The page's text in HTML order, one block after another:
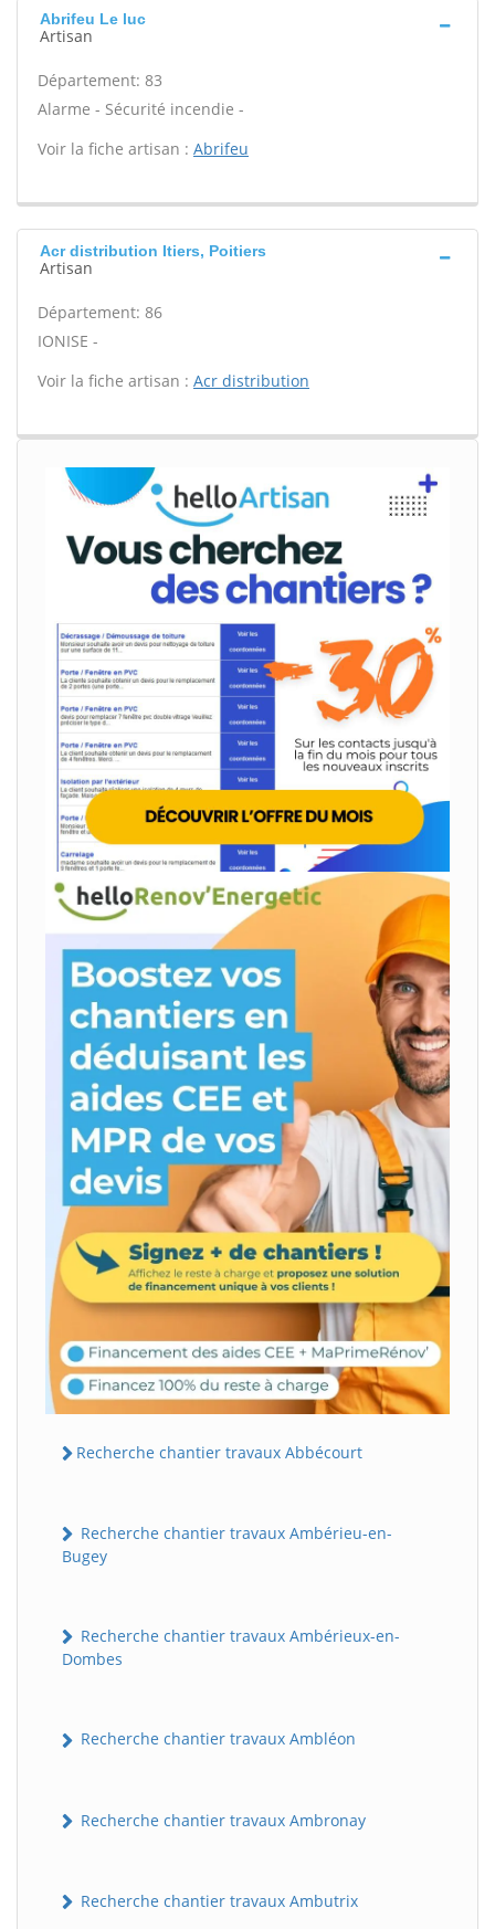
Abrifeu Le luc
Artisan
Département: 83
Alarme - Sécurité incendie -
Voir la fiche artisan : Abrifeu
Acr distribution Itiers, Poitiers
Artisan
Département: 86
IONISE -
Voir la fiche artisan : Acr distribution
Recherche chantier travaux Abbécourt
Recherche chantier travaux Ambérieu-en-
Bugey
Recherche chantier travaux Ambérieux-en-
Dombes
Recherche chantier travaux Ambléon
Recherche chantier travaux Ambronay
Recherche chantier travaux Ambutrix